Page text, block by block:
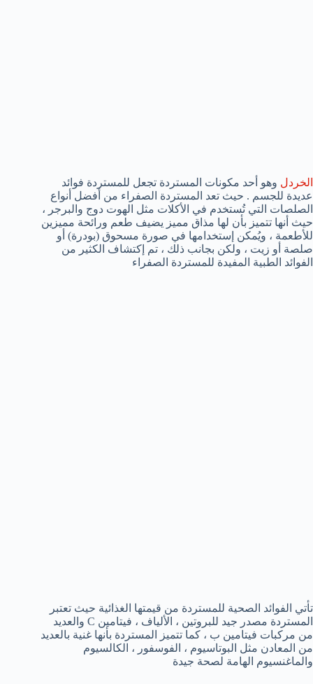
الخردل وهو أحد مكونات المستردة تجعل للمستردة فوائد
عديدة للجسم . حيث تعد المستردة الصفراء من أفضل أنواع
الصلصات التي تُستخدم في الأكلات مثل الهوت دوج والبرجر ،
حيث أنها تتميز بأن لها مذاق مميز يضيف طعم ورائحة مميزين
للأطعمة ، ويُمكن إستخدامها في صورة مسحوق (بودرة) أو
صلصة أو زيت ، ولكن بجانب ذلك ، تم إكتشاف الكثير من
الفوائد الطبية المفيدة للمستردة الصفراء
تأتي الفوائد الصحية للمستردة من قيمتها الغذائية حيث تعتبر
المستردة مصدر جيد للبروتين ، الألياف ، فيتامين C والعديد
من مركبات فيتامين ب ، كما تتميز المستردة بأنها غنية بالعديد
من المعادن مثل البوتاسيوم ، الفوسفور ، الكالسيوم
والماغنسيوم الهامة لصحة جيدة